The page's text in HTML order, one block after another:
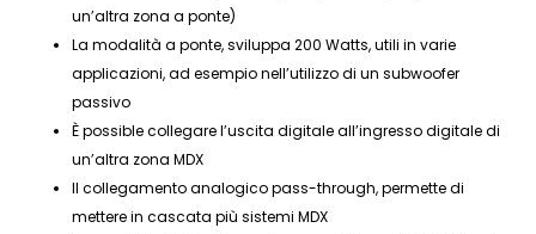
un’altra zona a ponte)
La modalità a ponte, sviluppa 200 Watts, utili in varie
applicazioni, ad esempio nell’utilizzo di un subwoofer
passivo
È possible collegare l’uscita digitale all’ingresso digitale di
un’altra zona MDX
Il collegamento analogico pass-through, permette di
mettere in cascata più sistemi MDX